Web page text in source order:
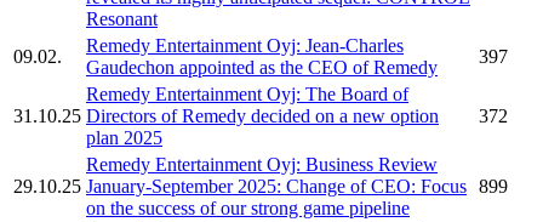
Resonant
09.02.
Remedy Entertainment Oyj: Jean-Charles
Gaudechon appointed as the CEO of Remedy
397
31.10.25
Remedy Entertainment Oyj: The Board of
Directors of Remedy decided on a new option
plan 2025
372
29.10.25
Remedy Entertainment Oyj: Business Review
January-September 2025: Change of CEO: Focus
on the success of our strong game pipeline
899